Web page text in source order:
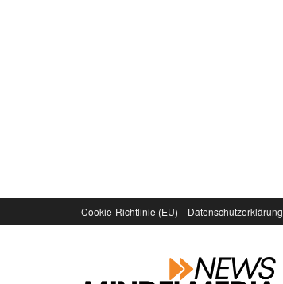
Cookie-Richtlinie (EU) Datenschutzerklärung